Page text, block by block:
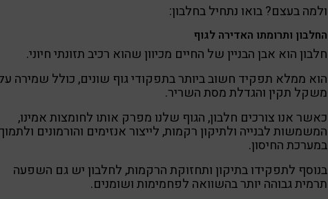
ולמה בעצם? בואו נתחיל בחלבון:
החלבון ותרומתו האדירה לגוף
חלבון הוא אבן הבניין של החיים מכיוון שהוא רכיב תזונתי חיוני.
הוא ממלא תפקיד חשוב ביותר בתפקודי גוף שונים, כולל שמירה
משקל תקין והגדלת מסת השריר.
כאשר אנו צורכים חלבון, הגוף שלנו מפרק אותו לחומצות אמינו,
המשמשות לבנייה ולתיקון רקמות, לייצור אנזימים והורמונים
במערכת החיסון.
בנוסף לתפקידו בתיקון ותחזוקת הרקמות, לחלבון יש גם השפעה
תרמית גבוהה יותר בהשוואה לפחמימות ושומנים.